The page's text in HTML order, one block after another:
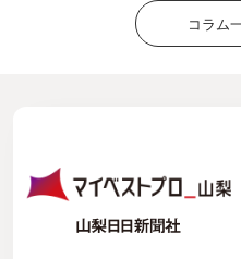
コラム